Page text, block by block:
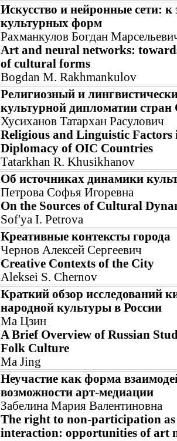
Искусство и нейронные сети:
культурных форм
Рахманкулов Богдан
Art and neural networks:
of cultural forms
Bogdan M. Rakhmankulov
Религиозный и
культурной дипломатии
Хусиханов Татархан Расулович
Religious and Linguistic
Diplomacy of OIC Countries
Tatarkhan R. Khusikhanov
Об источниках динамики
Петрова Софья Игоревна
On the Sources of Cultural
Sof'ya I. Petrova
Креативные контексты города
Чернов Алексей Сергеевич
Creative Contexts of the City
Aleksei S. Chernov
Краткий обзор исследований
народной культуры в России
Ма Цзин
A Brief Overview of Russian
Folk Culture
Ma Jing
Неучастие как форма
возможности арт-медиации
Забелина Мария Валентиновна
The right to non-participation
interaction: opportunities of art